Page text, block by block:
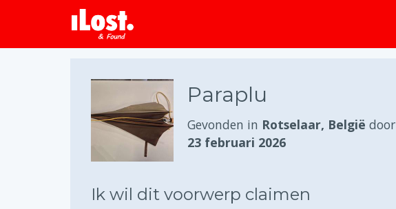
Paraplu
Gevonden in Rotselaar, België door
23 februari 2026
Ik wil dit voorwerp claimen